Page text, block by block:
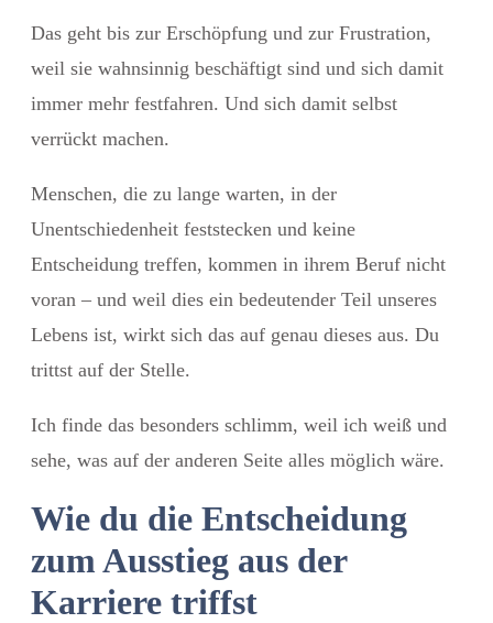
Das geht bis zur Erschöpfung und zur Frustration,
weil sie wahnsinnig beschäftigt sind und sich damit
immer mehr festfahren. Und sich damit selbst
verrückt machen.
Menschen, die zu lange warten, in der
Unentschiedenheit feststecken und keine
Entscheidung treffen, kommen in ihrem Beruf nicht
voran – und weil dies ein bedeutender Teil unseres
Lebens ist, wirkt sich das auf genau dieses aus. Du
trittst auf der Stelle.
Ich finde das besonders schlimm, weil ich weiß und
sehe, was auf der anderen Seite alles möglich wäre.
Wie du die Entscheidung
zum Ausstieg aus der
Karriere triffst